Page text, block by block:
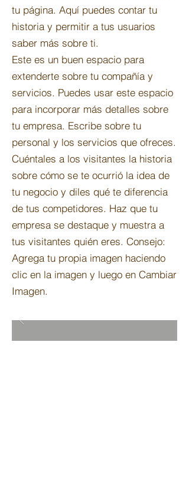
tu página. Aquí puedes contar tu
historia y permitir a tus usuarios
saber más sobre ti.
Este es un buen espacio para
extenderte sobre tu compañía y
servicios. Puedes usar este espacio
para incorporar más detalles sobre
tu empresa. Escribe sobre tu
personal y los servicios que ofreces.
Cuéntales a los visitantes la historia
sobre cómo se te ocurrió la idea de
tu negocio y diles qué te diferencia
de tus competidores. Haz que tu
empresa se destaque y muestra a
tus visitantes quién eres. Consejo:
Agrega tu propia imagen haciendo
clic en la imagen y luego en Cambiar
Imagen.